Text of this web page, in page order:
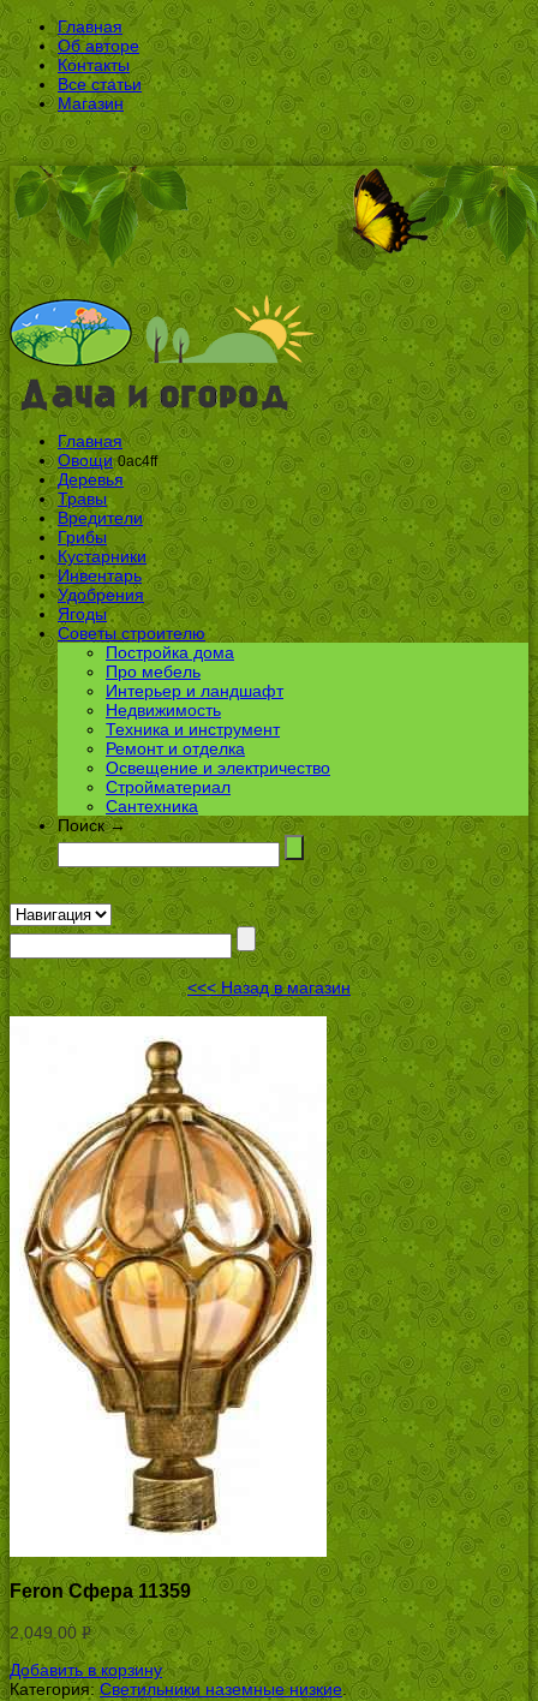
Главная
Об авторе
Контакты
Все статьи
Магазин
Главная
Овощи 0ac4ff
Деревья
Травы
Вредители
Грибы
Кустарники
Инвентарь
Удобрения
Ягоды
Советы строителю
Постройка дома
Про мебель
Интерьер и ландшафт
Недвижимость
Техника и инструмент
Ремонт и отделка
Освещение и электричество
Стройматериал
Сантехника
Поиск →
<<< Назад в магазин
Feron Сфера 11359
2,049.00 Р
УБ.
Добавить в корзину
Категория: Светильники наземные низкие.